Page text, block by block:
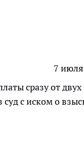
7
сразу от двух
суд с иском о